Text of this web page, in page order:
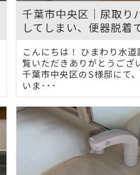
千葉市中央区｜尿取り
してしまい、便器脱着
こんにちは！ ひまわり水
覧いただきありがとうござ
千葉市中央区のS様邸にて
いま･･･